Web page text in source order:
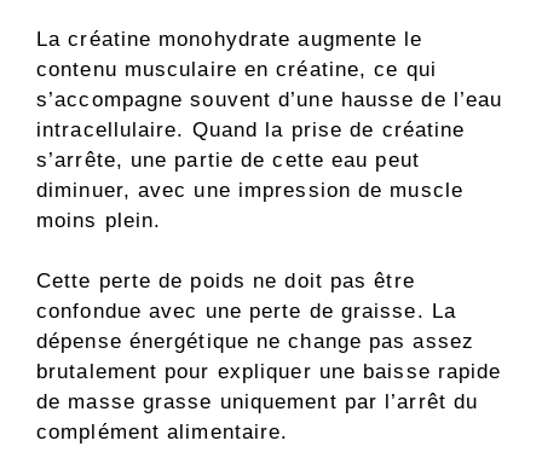
La créatine monohydrate augmente le
contenu musculaire en créatine, ce qui
s’accompagne souvent d’une hausse de l’eau
intracellulaire. Quand la prise de créatine
s’arrête, une partie de cette eau peut
diminuer, avec une impression de muscle
moins plein.
Cette perte de poids ne doit pas être
confondue avec une perte de graisse. La
dépense énergétique ne change pas assez
brutalement pour expliquer une baisse rapide
de masse grasse uniquement par l’arrêt du
complément alimentaire.